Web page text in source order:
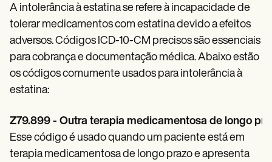
Modelo de nota SOAP
Modelo de plano de tratamento
Social Work Treatment Plans
DAR Note Template
Patient Visit Summary Template
Help Center
Demos
Webinars
Become a Partner
Pricing
A intolerância à estatina se refere à incapacidade de
tolerar medicamentos com estatina devido a efeitos
adversos. Códigos ICD-10-CM precisos são essenciais
para cobrança e documentação médica. Abaixo estão
os códigos comumente usados para intolerância à
estatina:
Z79.899 - Outra terapia medicamentosa de longo
Esse código é usado quando um paciente está em
terapia medicamentosa de longo prazo e apresenta